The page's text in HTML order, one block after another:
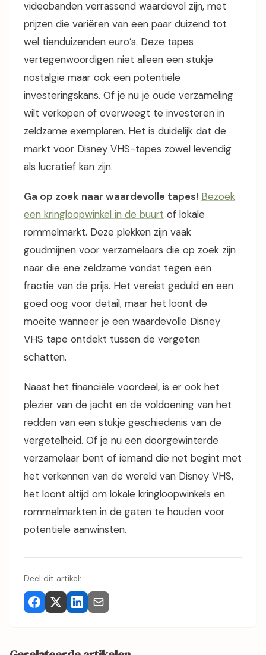
videobanden verrassend waardevol zijn, met
prijzen die variëren van een paar duizend tot
wel tienduizenden euro’s. Deze tapes
vertegenwoordigen niet alleen een stukje
nostalgie maar ook een potentiële
investeringskans. Of je nu je oude verzameling
wilt verkopen of overweegt te investeren in
zeldzame exemplaren. Het is duidelijk dat de
markt voor Disney VHS-tapes zowel levendig
als lucratief kan zijn.
Ga op zoek naar waardevolle tapes! Bezoek
een kringloopwinkel in de buurt of lokale
rommelmarkt. Deze plekken zijn vaak
goudmijnen voor verzamelaars die op zoek zijn
naar die ene zeldzame vondst tegen een
fractie van de prijs. Het vereist geduld en een
goed oog voor detail, maar het loont de
moeite wanneer je een waardevolle Disney
VHS tape ontdekt tussen de vergeten
schatten.
Naast het financiële voordeel, is er ook het
plezier van de jacht en de voldoening van het
redden van een stukje geschiedenis van de
vergetelheid. Of je nu een doorgewinterde
verzamelaar bent of iemand die net begint met
het verkennen van de wereld van Disney VHS,
het loont altijd om lokale kringloopwinkels en
rommelmarkten in de gaten te houden voor
potentiële aanwinsten.
Deel dit artikel: